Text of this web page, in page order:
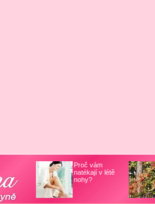
Proč vám
natékají v létě
nohy?